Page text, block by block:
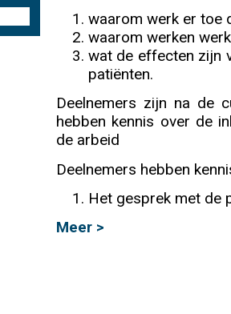
waarom werk er toe
waarom werken
wat de effecten zijn
patiënten.
Deelnemers zijn na de
hebben kennis over de
de arbeid
Deelnemers hebben
Het gesprek met de
Meer >